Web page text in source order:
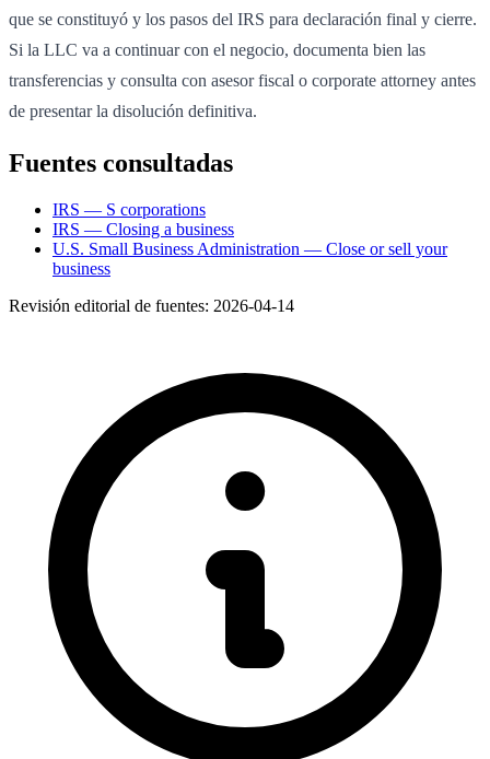
que se constituyó y los pasos del IRS para declaración final y cierre.
Si la LLC va a continuar con el negocio, documenta bien las
transferencias y consulta con asesor fiscal o corporate attorney antes
de presentar la disolución definitiva.
Fuentes consultadas
IRS — S corporations
IRS — Closing a business
U.S. Small Business Administration — Close or sell your
business
Revisión editorial de fuentes: 2026-04-14